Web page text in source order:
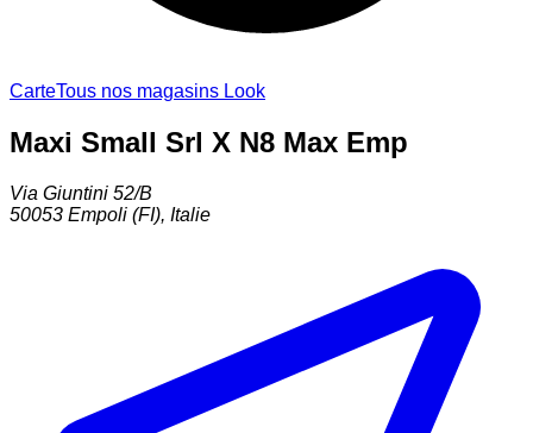
CarteTous nos magasins Look
Maxi Small Srl X N8 Max Emp
Via Giuntini 52/B
50053 Empoli (FI), Italie